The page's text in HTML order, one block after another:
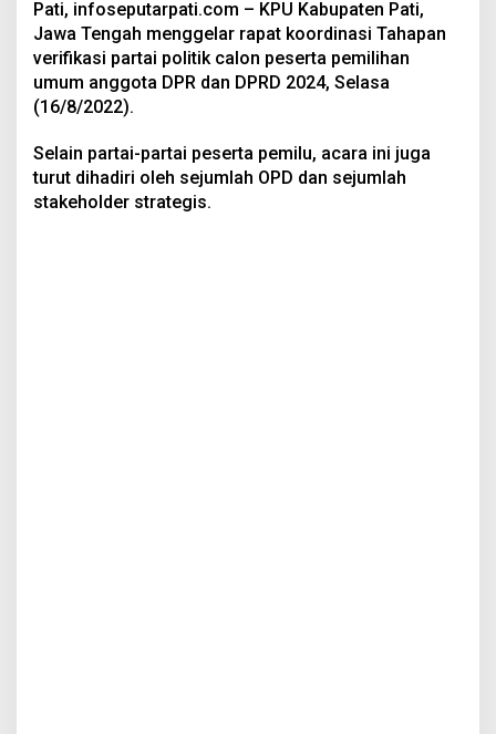
Pati, infoseputarpati.com – KPU Kabupaten Pati,
Jawa Tengah menggelar rapat koordinasi Tahapan
verifikasi partai politik calon peserta pemilihan
umum anggota DPR dan DPRD 2024, Selasa
(16/8/2022).
Selain partai-partai peserta pemilu, acara ini juga
turut dihadiri oleh sejumlah OPD dan sejumlah
stakeholder strategis.